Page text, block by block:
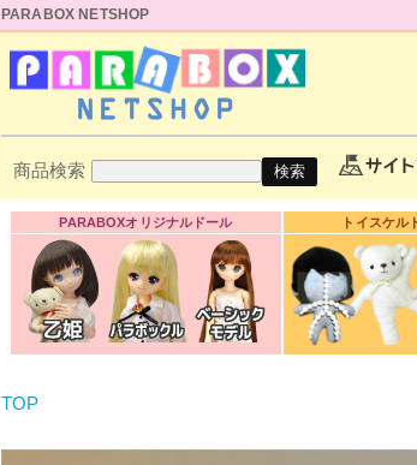
PARABOX NETSHOP
商品検索
PARABOXオリジナルドール トイスケル
TOP